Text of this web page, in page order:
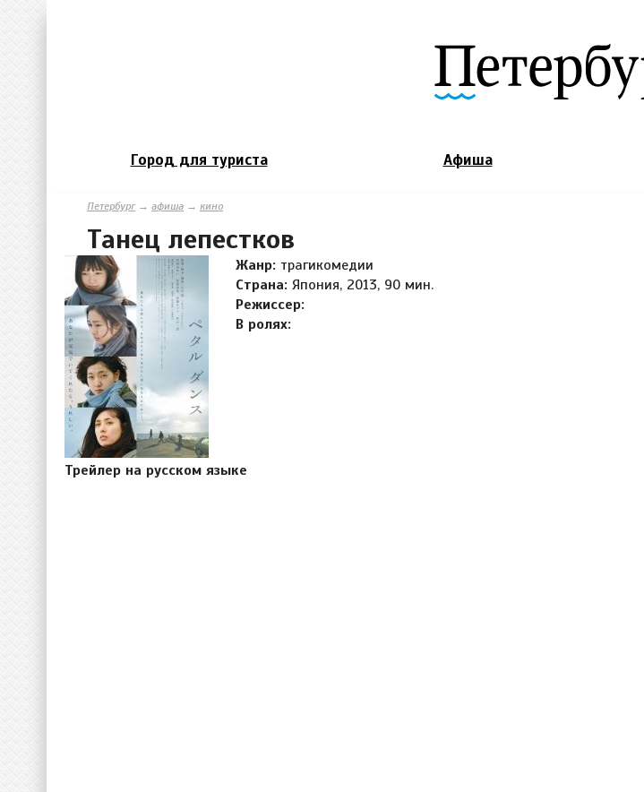
Город для туриста Афиша
Петербург→ афиша → кино
Танец лепестков
Жанр: трагикомедии
Страна: Япония, 2013, 90 мин.
Режиссер:
В ролях:
Трейлер на русском языке